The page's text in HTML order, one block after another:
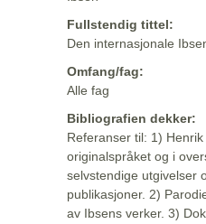
Fullstendig tittel:
Den internasjonale
Omfang/fag:
Alle fag
Bibliografien dekker:
Referanser til: 1)
originalspråket og i
selvstendige utgivelser
publikasjoner. 2)
av Ibsens verker. 3)